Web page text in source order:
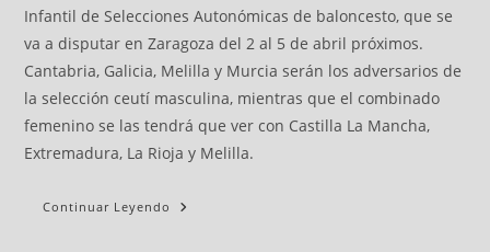
Infantil de Selecciones Autonómicas de baloncesto, que se
va a disputar en Zaragoza del 2 al 5 de abril próximos.
Cantabria, Galicia, Melilla y Murcia serán los adversarios de
la selección ceutí masculina, mientras que el combinado
femenino se las tendrá que ver con Castilla La Mancha,
Extremadura, La Rioja y Melilla.
Continuar Leyendo